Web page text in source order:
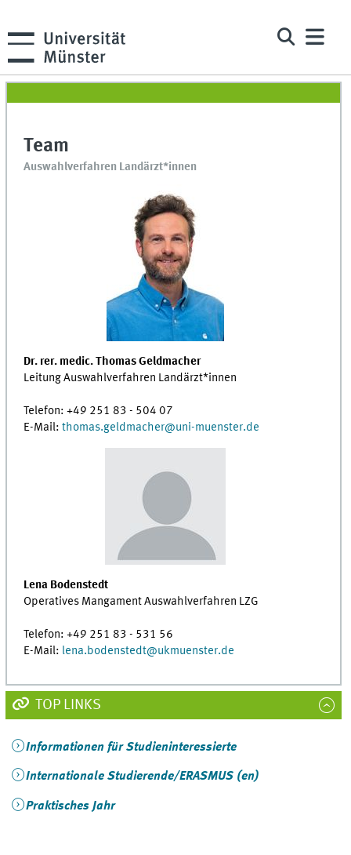
Team
Auswahlverfahren Landärzt*innen
Dr. rer. medic. Thomas Geldmacher
Leitung Auswahlverfahren Landärzt*innen
Telefon: +49 251 83 - 504 07
E-Mail:thomas.geldmacher@uni-muenster.de
Lena Bodenstedt
Operatives Mangament Auswahlverfahren LZG
Telefon: +49 251 83 - 531 56
E-Mail: lena.bodenstedt@ukmuenster.de
TOP LINKS
Informationen für Studieninteressierte
Internationale Studierende/ERASMUS (en)
Praktisches Jahr